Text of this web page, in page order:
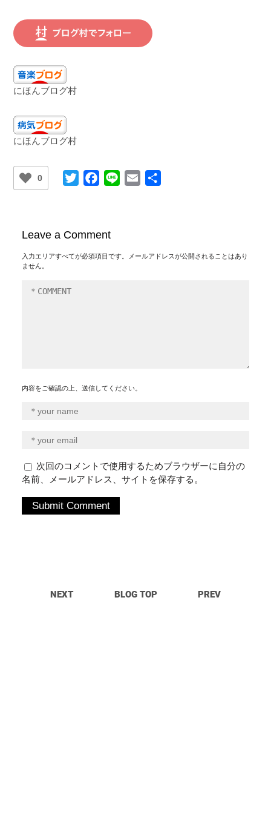
にほんブログ村
にほんブログ村
0 TwitterFacebook
Line Email
Leave a Comment
入力エリアすべてが必須項目です。メールアドレスが公開されることはあり
ません。
内容をご確認の上、送信してください。
次回のコメントで使用するためブラウザーに自分の
名前、メールアドレス、サイトを保存する。
NEXT BLOG TOP PREV